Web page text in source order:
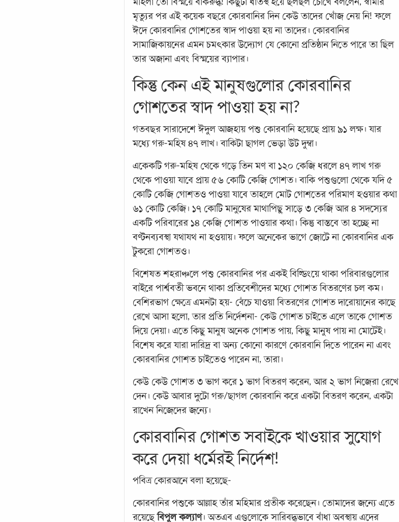
মৃত্যুর পর এই কয়েক বছরে কোরবানির দিন কেউ তাদের খোঁজ নেয় নি! ফলে
ঈদে কোরবানির গোশতের স্বাদ পাওয়া হয় না তাদের। কোরবানির
সামাজিকায়নের এমন চমৎকার উদ্যোগ যে কোনো প্রতিষ্ঠান নিতে পারে তা ছিল
তার অজানা এবং বিস্ময়ের ব্যাপার।
কিন্তু কেন এই মানুষগুলোর কোরবানির
গোশতের স্বাদ পাওয়া হয় না?
গতবছর সারাদেশে ঈদুল আজহায় পশু কোরবানি হয়েছে প্রায় ৯১ লক্ষ। যার
মধ্যে গরু-মহিষ ৪৭ লাখ। বাকিটা ছাগল ভেড়া উট দুম্বা।
একেকটি গরু-মহিষ থেকে গড়ে তিন মণ বা ১২০ কেজি ধরলে ৪৭ লাখ গরু
থেকে পাওয়া যাবে প্রায় ৫৬ কোটি কেজি গোশত। বাকি পশুগুলো থেকে যদি ৫
কোটি কেজি গোশতও পাওয়া যাবে তাহলে মোট গোশতের পরিমাণ হওয়ার কথা
৬১ কোটি কেজি। ১৭ কোটি মানুষের মাথাপিছু সাড়ে ৩ কেজি আর ৪ সদস্যের
একটি পরিবারের ১৪ কেজি গোশত পাওয়ার কথা। কিন্তু বাস্তবে তা হচ্ছে না
বণ্টনব্যবস্থা যথাযথ না হওয়ায়। ফলে অনেকের ভাগে জোটে না কোরবানির এক
টুকরো গোশতও।
বিশেষত শহরাঞ্চলে পশু কোরবানির পর একই বিল্ডিংয়ে থাকা পরিবারগুলোর
বাইরে পার্শ্ববর্তী ভবনে থাকা প্রতিবেশীদের মধ্যে গোশত বিতরণের চল কম।
বেশিরভাগ ক্ষেত্রে এমনটা হয়- বেঁচে যাওয়া বিতরণের গোশত দারোয়ানের কাছে
রেখে আসা হলো, তার প্রতি নির্দেশনা- কেউ গোশত চাইতে এলে তাকে গোশত
দিয়ে দেয়া। এতে কিছু মানুষ অনেক গোশত পায়, কিছু মানুষ পায় না মোটেই।
বিশেষ করে যারা দারিদ্র বা অন্য কোনো কারণে কোরবানি দিতে পারেন না এবং
কোরবানির গোশত চাইতেও পারেন না, তারা।
কেউ কেউ গোশত ৩ ভাগ করে ১ ভাগ বিতরণ করেন, আর ২ ভাগ নিজেরা রেখে
দেন। কেউ আবার দুটো গরু/ছাগল কোরবানি করে একটা বিতরণ করেন, একটা
রাখেন নিজেদের জন্যে।
কোরবানির গোশত সবাইকে খাওয়ার সুযোগ
করে দেয়া ধর্মেরই নির্দেশ!
পবিত্র কোরআনে বলা হয়েছে-
কোরবানির পশুকে আল্লাহ তাঁর মহিমার প্রতীক করেছেন। তোমাদের জন্যে এতে
রয়েছেবিপুল কল্যাণ। অতএব এগুলোকে সারিবদ্ধভাবে বাঁধা অবস্থায় এদের